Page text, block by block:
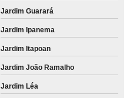
Jardim Guarará
Jardim Ipanema
Jardim Itapoan
Jardim João Ramalho
Jardim Léa